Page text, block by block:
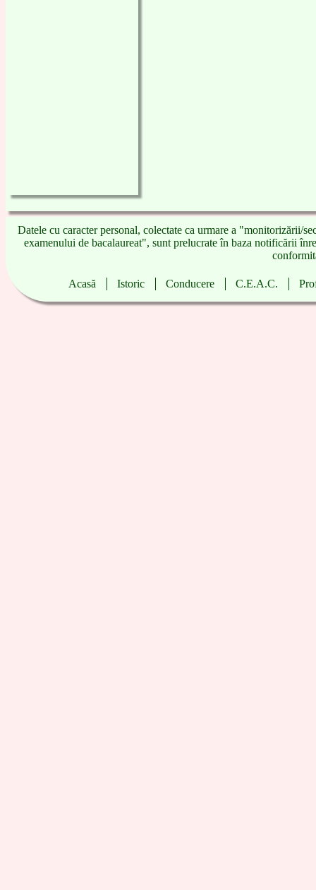
Acasă Istoric Conducere C.E.A.C.
Datele cu caracter personal, colectate ca urmare a "monitorizării/
examenului de bacalaureat", sunt prelucrate în baza notificării